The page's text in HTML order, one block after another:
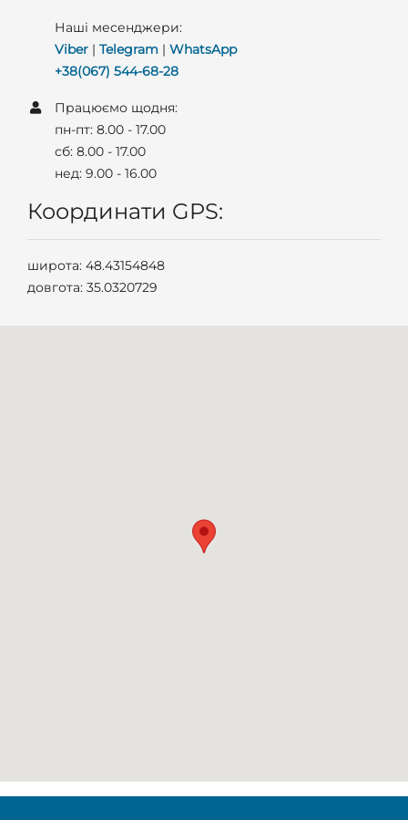
Наші месенджери:
Viber | Telegram | WhatsApp
+38(067) 544-68-28
Працюємо щодня:
пн-пт: 8.00 - 17.00
сб: 8.00 - 17.00
нед: 9.00 - 16.00
Координати GPS:
широта: 48.43154848
довгота: 35.0320729